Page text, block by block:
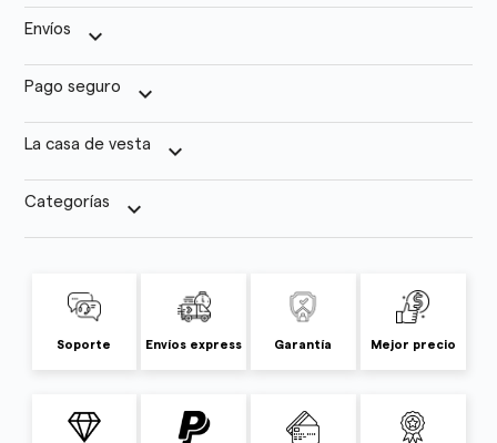
Envíos keyboard_arrow_down
Pago seguro keyboard_arrow_down
La casa de vesta keyboard_arrow_down
Categorías keyboard_arrow_down
Soporte Envíos express Garantía Mejor precio